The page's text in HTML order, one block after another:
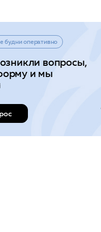
будни оперативно
вопросы,
и мы